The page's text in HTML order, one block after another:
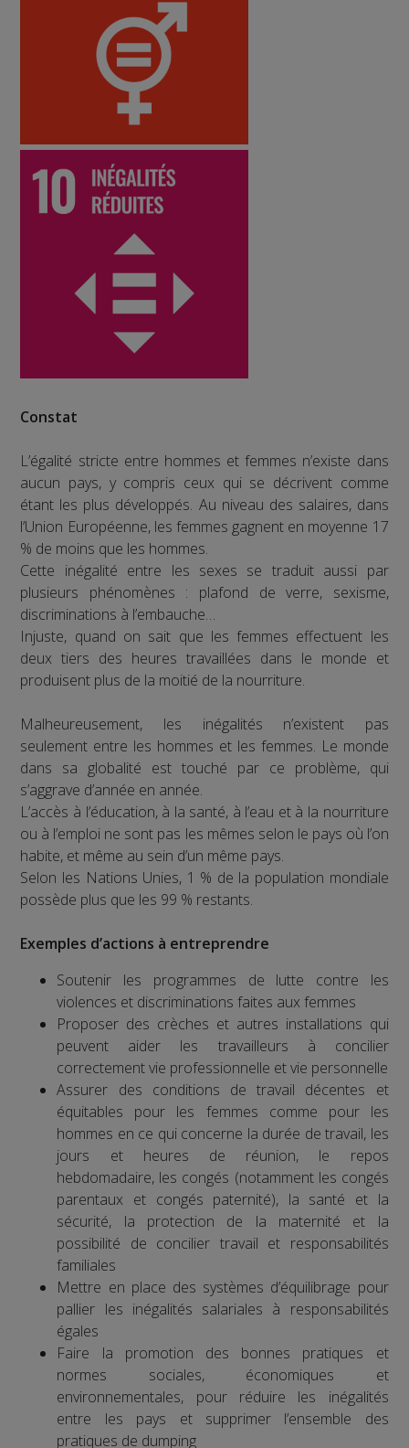
Constat
L’égalité stricte entre hommes et femmes n’existe dans
aucun pays, y compris ceux qui se décrivent comme
étant les plus développés. Au niveau des salaires, dans
l’Union Européenne, les femmes gagnent en moyenne 17
% de moins que les hommes.
Cette inégalité entre les sexes se traduit aussi par
plusieurs phénomènes : plafond de verre, sexisme,
discriminations à l’embauche…
Injuste, quand on sait que les femmes effectuent les
deux tiers des heures travaillées dans le monde et
produisent plus de la moitié de la nourriture.
Malheureusement, les inégalités n’existent pas
seulement entre les hommes et les femmes. Le monde
dans sa globalité est touché par ce problème, qui
s’aggrave d’année en année.
L’accès à l’éducation, à la santé, à l’eau et à la nourriture
ou à l’emploi ne sont pas les mêmes selon le pays où l’on
habite, et même au sein d’un même pays.
Selon les Nations Unies, 1 % de la population mondiale
possède plus que les 99 % restants.
Exemples d’actions à entreprendre
Soutenir les programmes de lutte contre les
violences et discriminations faites aux femmes
Proposer des crèches et autres installations qui
peuvent aider les travailleurs à concilier
correctement vie professionnelle et vie personnelle
Assurer des conditions de travail décentes et
équitables pour les femmes comme pour les
hommes en ce qui concerne la durée de travail, les
jours et heures de réunion, le repos
hebdomadaire, les congés (notamment les congés
parentaux et congés paternité), la santé et la
sécurité, la protection de la maternité et la
possibilité de concilier travail et responsabilités
familiales
Mettre en place des systèmes d’équilibrage pour
pallier les inégalités salariales à responsabilités
égales
Faire la promotion des bonnes pratiques et
normes sociales, économiques et
environnementales, pour réduire les inégalités
entre les pays et supprimer l’ensemble des
pratiques de dumping